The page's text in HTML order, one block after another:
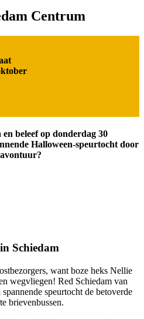
Centrum
beleef op donderdag 30
Halloween-speurtocht door
Schiedam
want boze heks Nellie
wegvliegen! Red Schiedam van
speurtocht de betoverde
brievenbussen.